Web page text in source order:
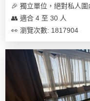
場
地
佈
司
活
動
時
間
神
們
🎉 獨立單位，絕對私人圍
👥 適合 4 至 30 人
👀 瀏覽次數: 1817904